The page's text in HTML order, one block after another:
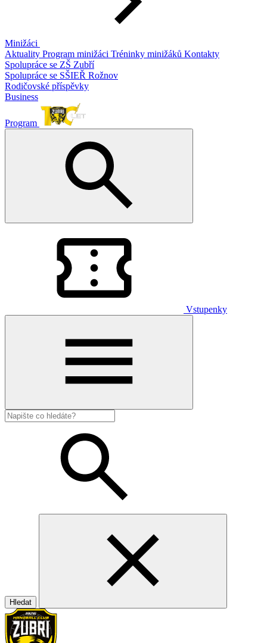
Minižáci
Aktuality Program minižáci Tréninky minižáků Kontakty
Spolupráce se ZŠ Zubří
Spolupráce se SŠIEŘ Rožnov
Rodičovské příspěvky
Business
Program
Vstupenky
Hledat